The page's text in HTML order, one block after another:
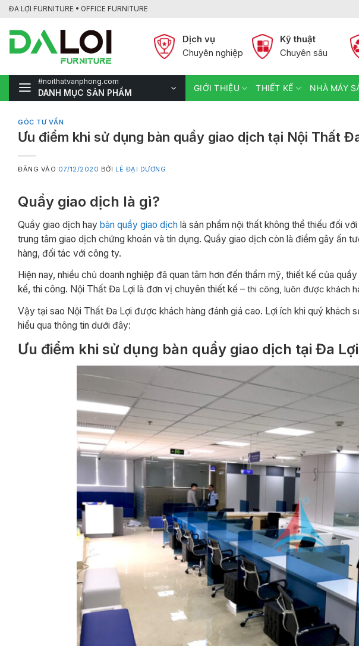
Bỏ
nội
dung
ĐA LỢI FURNITURE • OFFICE FURNITURE
Dịch vụ
Chuyên nghiệp
Kỹ thuật
Chuyên sâu
#noithatvanphong.com
DANH MỤC SẢN PHẨM GIỚI THIỆU THIẾT KẾ NHÀ MÁY
GÓC TƯ VẤN
Ưu điểm khi sử dụng bàn quầy giao dịch tại Nội Thất
ĐĂNG VÀO 07/12/2020 BỞI LÊ ĐẠI DƯƠNG
Quầy giao dịch là gì?
Quầy giao dịch hay bàn quầy giao dịch là sản phẩm nội thất không thể thiếu đối
trung tâm giao dịch chứng khoán và tín dụng. Quầy giao dịch còn là điểm gây ấn
hàng, đối tác với công ty.
Hiện nay, nhiều chủ doanh nghiệp đã quan tâm hơn đến thẩm mỹ, thiết kế của
kế, thi công. Nội Thất Đa Lợi là đơn vị chuyên thiết kế – thi công, luôn được khách
Vậy tại sao Nội Thất Đa Lợi được khách hàng đánh giá cao. Lợi ích khi quý khách
hiểu qua thông tin dưới đây:
Ưu điểm khi sử dụng bàn quầy giao dịch tại Đa Lợi